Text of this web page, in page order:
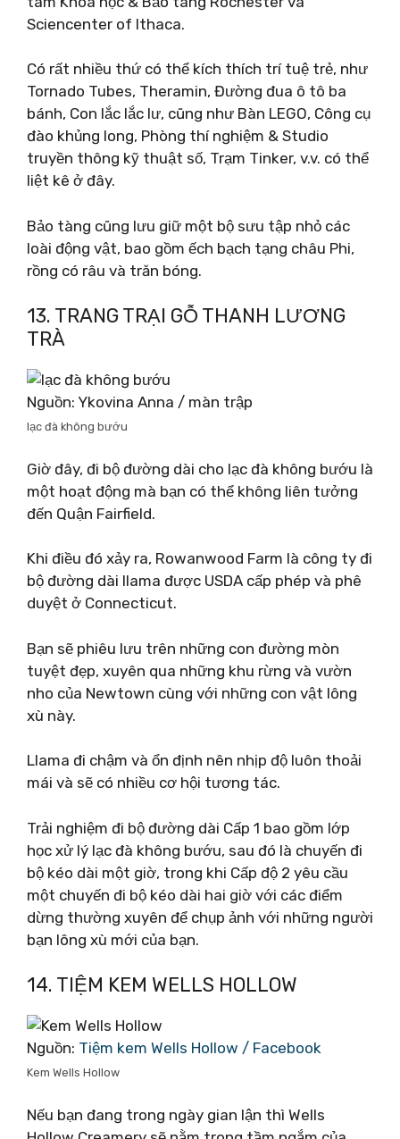
Sciencenter of Ithaca.
Có rất nhiều thứ có thể kích thích trí tuệ trẻ, như
Tornado Tubes, Theramin, Đường đua ô tô ba
bánh, Con lắc lắc lư, cũng như Bàn LEGO, Công cụ
đào khủng long, Phòng thí nghiệm & Studio
truyền thông kỹ thuật số, Trạm Tinker, v.v. có thể
liệt kê ở đây.
Bảo tàng cũng lưu giữ một bộ sưu tập nhỏ các
loài động vật, bao gồm ếch bạch tạng châu Phi,
rồng có râu và trăn bóng.
13. TRANG TRẠI GỖ THANH LƯƠNG
TRÀ
Nguồn: Ykovina Anna / màn trập
lạc đà không bướu
Giờ đây, đi bộ đường dài cho lạc đà không bướu là
một hoạt động mà bạn có thể không liên tưởng
đến Quận Fairfield.
Khi điều đó xảy ra, Rowanwood Farm là công ty đi
bộ đường dài llama được USDA cấp phép và phê
duyệt ở Connecticut.
Bạn sẽ phiêu lưu trên những con đường mòn
tuyệt đẹp, xuyên qua những khu rừng và vườn
nho của Newtown cùng với những con vật lông
xù này.
Llama đi chậm và ổn định nên nhịp độ luôn thoải
mái và sẽ có nhiều cơ hội tương tác.
Trải nghiệm đi bộ đường dài Cấp 1 bao gồm lớp
học xử lý lạc đà không bướu, sau đó là chuyến đi
bộ kéo dài một giờ, trong khi Cấp độ 2 yêu cầu
một chuyến đi bộ kéo dài hai giờ với các điểm
dừng thường xuyên để chụp ảnh với những người
bạn lông xù mới của bạn.
14. TIỆM KEM WELLS HOLLOW
Nguồn: Tiệm kem Wells Hollow / Facebook
Kem Wells Hollow
Nếu bạn đang trong ngày gian lận thì Wells